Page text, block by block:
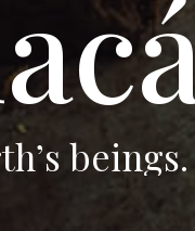
ac
th’s beings.